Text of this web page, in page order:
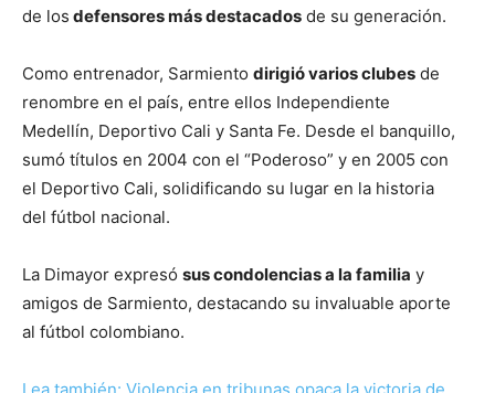
de los defensores más destacados de su generación.
Como entrenador, Sarmiento dirigió varios clubes de
renombre en el país, entre ellos Independiente
Medellín, Deportivo Cali y Santa Fe. Desde el banquillo,
sumó títulos en 2004 con el “Poderoso” y en 2005 con
el Deportivo Cali, solidificando su lugar en la historia
del fútbol nacional.
La Dimayor expresó sus condolencias a la familia y
amigos de Sarmiento, destacando su invaluable aporte
al fútbol colombiano.